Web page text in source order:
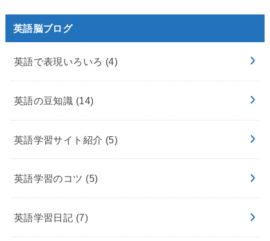
英語脳ブログ
英語で表現いろいろ (4)
英語の豆知識 (14)
英語学習サイト紹介 (5)
英語学習のコツ (5)
英語学習日記 (7)